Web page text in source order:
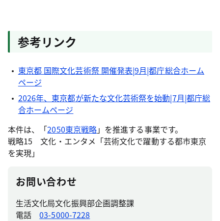
参考リンク
東京都 国際文化芸術祭 開催発表|9月|都庁総合ホーム
ページ
2026年、東京都が新たな文化芸術祭を始動|7月|都庁総
合ホームページ
本件は、「2050東京戦略」を推進する事業です。
戦略15 文化・エンタメ「芸術文化で躍動する都市東京
を実現」
お問い合わせ
生活文化局文化振興部企画調整課
電話03-5000-7228